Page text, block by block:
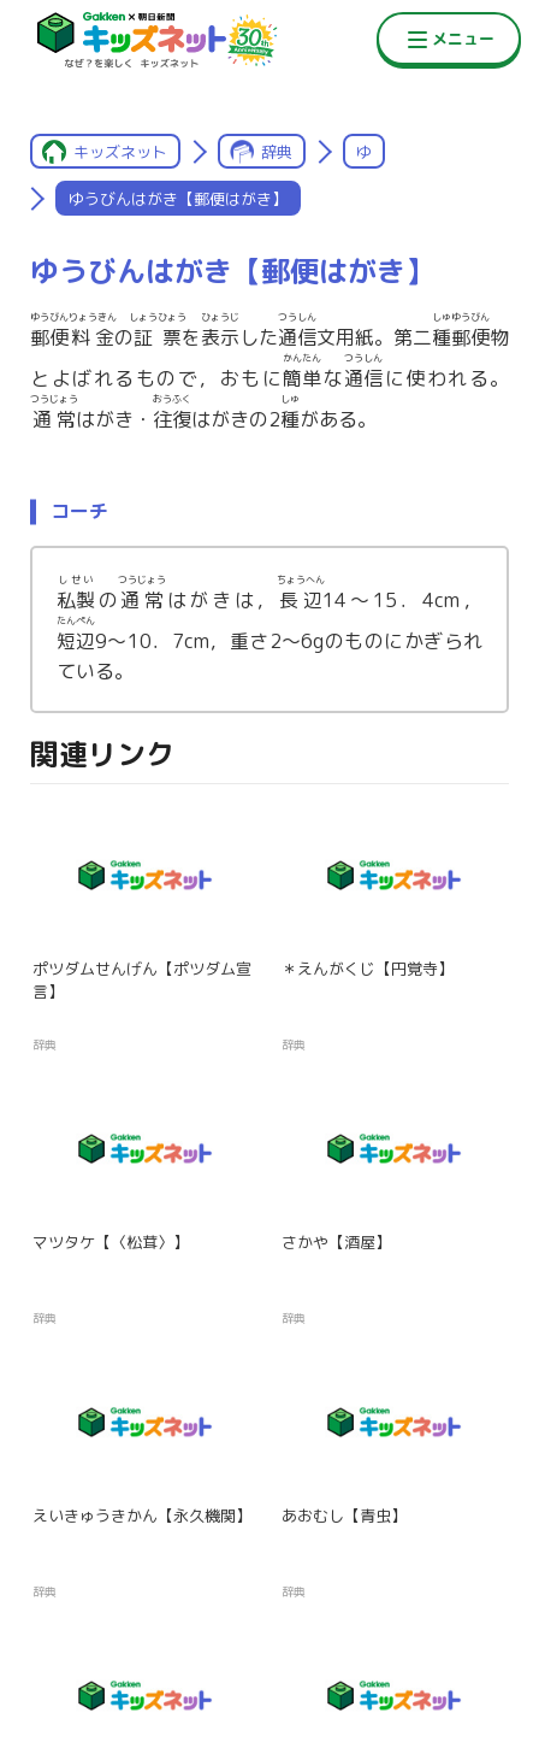
キッズネット 辞典 ゆ
ゆうびんはがき【郵便はがき】
ゆうびんはがき【郵便はがき】
郵便
ゆうびん
料金
りょうきん
の証票
しょうひょう
を表示
ひょうじ
した通信
つうしん
文用紙。第二種郵便
しゅゆうびん
物
とよばれるもので，おもに簡単
かんたん
な通信
つうしん
に使われる。
通常
つうじょう
はがき・ 往復
おうふく
はがきの2種
しゅ
がある。
コーチ
私製
しせい
の通常
つうじょう
はがきは， 長辺
ちょうへん
14〜15．4cm，
短辺
たんぺん
9〜10．7cm，重さ2〜6gのものにかぎられ
ている。
関連リンク
ポツダムせんげん【ポツダム宣
言】
辞典
＊えんがくじ【円覚寺】
辞典
マツタケ【〈松茸〉】
辞典
さかや【酒屋】
辞典
えいきゅうきかん【永久機関】
辞典
あおむし【青虫】
辞典